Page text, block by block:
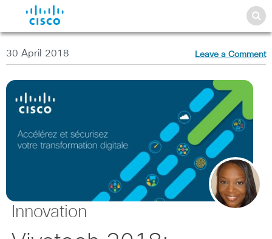
30 April 2018 Leave a Comment
Innovation